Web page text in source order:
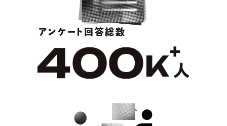
アンケート回答総数
400K+
人